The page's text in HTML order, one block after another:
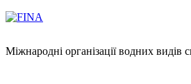
Міжнародні організації водних видів